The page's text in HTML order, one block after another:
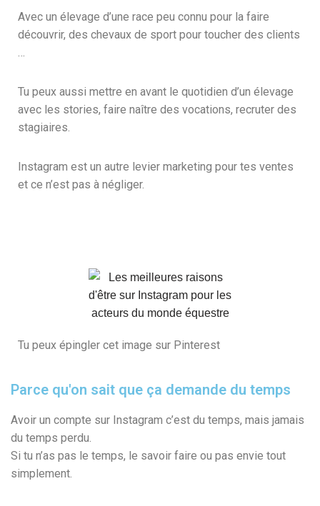
Avec un élevage d’une race peu connu pour la faire
découvrir, des chevaux de sport pour toucher des clients
Tu peux aussi mettre en avant le quotidien d’un élevage
avec les stories, faire naître des vocations, recruter des
stagiaires.
Instagram est un autre levier marketing pour tes ventes
et ce n’est pas à négliger.
Tu peux épingler cet image sur Pinterest
Parce qu'on sait que ça demande du temps
Avoir un compte sur Instagram c’est du temps, mais jamais
du temps perdu.
Si tu n’as pas le temps, le savoir faire ou pas envie tout
simplement.